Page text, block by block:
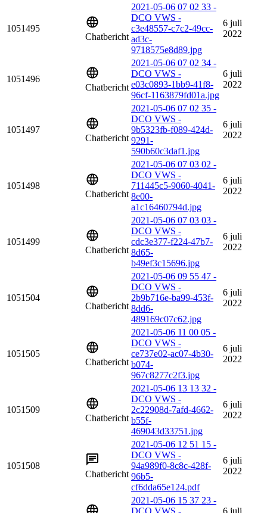
1051495
Chatbericht
2021-05-06 07 02 33 -
DCO VWS -
c3e48557-c7c2-49cc-
ad3c-
9718575e8d89.jpg
6 juli
2022
1051496
Chatbericht
2021-05-06 07 02 34 -
DCO VWS -
e03c0893-1bb9-41f8-
96cf-1163879fd01a.jpg
6 juli
2022
1051497
Chatbericht
2021-05-06 07 02 35 -
DCO VWS -
9b5323fb-f089-424d-
9291-
590b60c3daf1.jpg
6 juli
2022
1051498
Chatbericht
2021-05-06 07 03 02 -
DCO VWS -
711445c5-9060-4041-
8e00-
a1c16460794d.jpg
6 juli
2022
1051499
Chatbericht
2021-05-06 07 03 03 -
DCO VWS -
cdc3e377-f224-47b7-
8d65-
b49ef3c15696.jpg
6 juli
2022
1051504
Chatbericht
2021-05-06 09 55 47 -
DCO VWS -
2b9b716e-ba99-453f-
8dd6-
489169c07c62.jpg
6 juli
2022
1051505
Chatbericht
2021-05-06 11 00 05 -
DCO VWS -
ce737e02-ac07-4b30-
b074-
967c8277c2f3.jpg
6 juli
2022
1051509
Chatbericht
2021-05-06 13 13 32 -
DCO VWS -
2c22908d-7afd-4662-
b55f-
469043d33751.jpg
6 juli
2022
1051508
Chatbericht
2021-05-06 12 51 15 -
DCO VWS -
94a989f0-8c8c-428f-
96b5-
cf6dda65e124.pdf
6 juli
2022
2021-05-06 15 37 23 -